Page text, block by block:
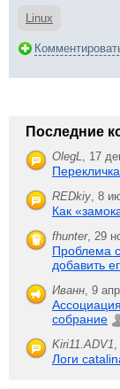
Linux
Последние
OlegL, 17
Перекличка
REDkiy, 8
Как
fhunter, 29
Проблема
добавить
Иванн, 9
собрание
Kiri11.ADV1,
Логи